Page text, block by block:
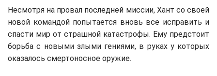
Несмотря на провал последней миссии, Хант со своей
новой командой попытается вновь все исправить и
спасти мир от страшной катастрофы. Ему предстоит
борьба с новыми злыми гениями, в руках у которых
оказалось смертоносное оружие.